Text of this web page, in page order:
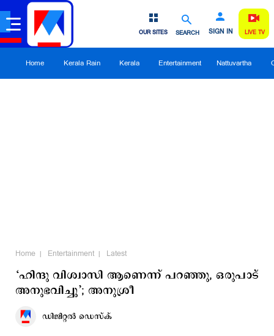
SEARCH SIGN IN
OUR SITES LIVE TV
Home Kerala Rain Kerala Entertainment Nattuvartha
Home Entertainment Latest
‘ഹിന്ദു വിശ്വാസി ആണെന്ന് പറഞ്ഞു, ഒരുപാട്
അനുഭവിച്ചു’; അനുശ്രീ
ഡിജിറ്റല്‍ ഡെസ്ക്